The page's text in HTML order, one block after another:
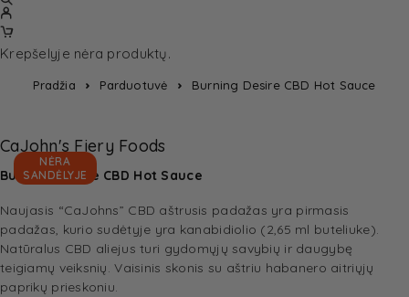
Krepšelyje nėra produktų.
Pradžia Parduotuvė Burning Desire CBD Hot Sauce
NĖRA
SANDĖLYJE
CaJohn's Fiery Foods
Burning Desire CBD Hot Sauce
Naujasis “CaJohns” CBD aštrusis padažas yra pirmasis
padažas, kurio sudėtyje yra kanabidiolio (2,65 ml buteliuke).
Natūralus CBD aliejus turi gydomųjų savybių ir daugybę
teigiamų veiksnių. Vaisinis skonis su aštriu habanero aitriųjų
paprikų prieskoniu.